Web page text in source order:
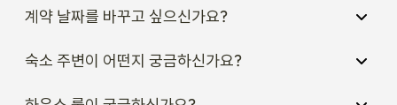
숙소 주변이 어떤지 궁금하신가요?
하우스 룰이 궁금하신가요?